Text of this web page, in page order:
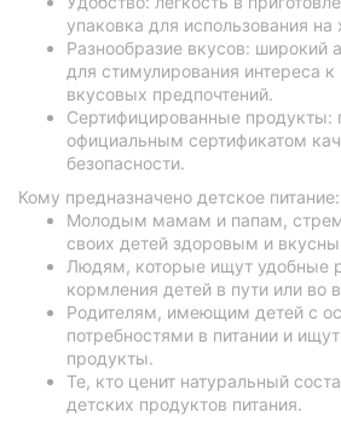
упаковка для использования на
Разнообразие вкусов: широкий
для стимулирования интереса
вкусовых предпочтений.
Сертифицированные продукты:
официальным сертификатом
безопасности.
Кому предназначено детское питание:
Молодым мамам и папам,
своих детей здоровым и
Людям, которые ищут удобные
кормления детей в пути или во
Родителям, имеющим детей с
потребностями в питании и
продукты.
Те, кто ценит натуральный
детских продуктов питания.